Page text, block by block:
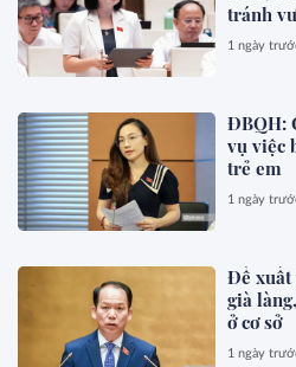
tránh
1 ngày
ĐBQH:
vụ việc
trẻ em
1 ngày
Đề xuất
già
ở cơ sở
1 ngày